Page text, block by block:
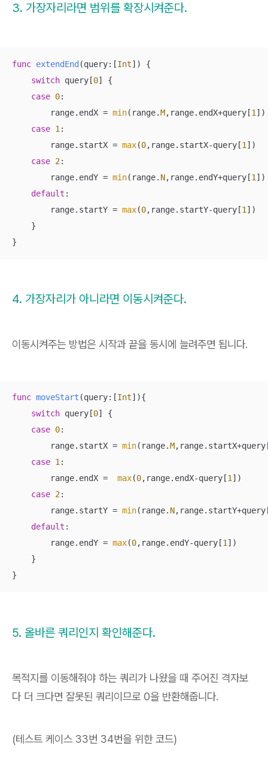
3. 가장자리라면 범위를 확장시켜준다.
func extendEnd(query:[Int])
{
switch query[0] {
case 0:
        range.endX
= min(range.M,range.endX+query[1 ])
case 1 :
        range.startX
= max(0,range.startX-query[1 ])
case 2:
        range.endY
= min(range. N,range.endY+query[1 ])
default :
        range.startY
= max(0,range.startY-query[1 ])
    }
}
4. 가장자리가 아니라면 이동시켜준다.
이동시켜주는 방법은 시작과 끝을 동시에 늘려주면 됩니다.
func moveStart (query:[Int]){
switch query[0] {
case 0:
        range.startX
= min(range.M,range.startX+
case 1:
        range.endX
= max(0,range.endX-query[1])
case 2:
        range.startY
= min(range. N,range.startY+
default :
        range.endY
= max(0,range.endY-query[1])
    }
}
5. 올바른 쿼리인지 확인해준다.
목적지를 이동해줘야 하는 쿼리가 나왔을 때 주어진 격자보
다 더 크다면 잘못된 쿼리이므로 0을 반환해줍니다.
(테스트 케이스 33번 34번을 위한 코드)